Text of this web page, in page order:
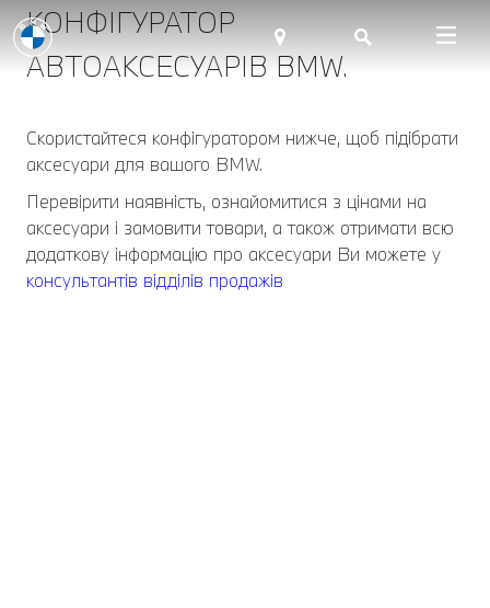
КОНФІГУРАТОР
АВТОАКСЕСУАРІВ BMW.
Скористайтеся конфігуратором нижче, щоб підібрати
аксесуари для вашого BMW.
Перевірити наявність, ознайомитися з цінами на
аксесуари і замовити товари, а також отримати всю
додаткову інформацію про аксесуари Ви можете у
консультантів відділів продажів